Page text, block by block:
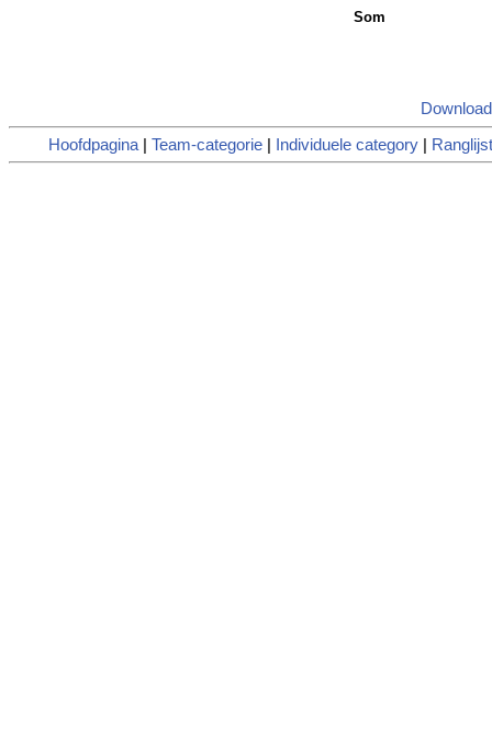
Som
Hoofdpagina Team-categorie Individuele category Ranglijst